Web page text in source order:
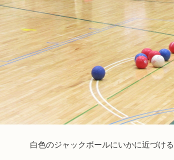
白色のジャックボールにいかに近づけ